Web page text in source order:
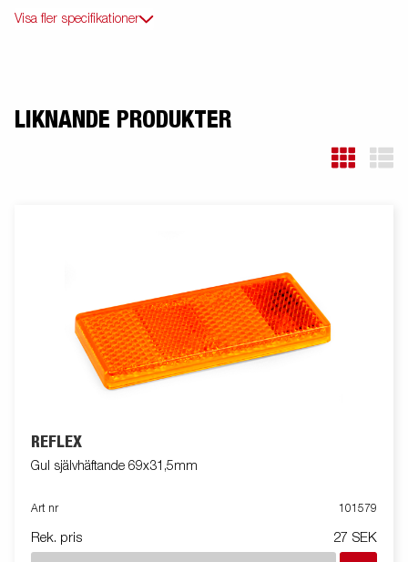
Visa fler specifikationer
LIKNANDE PRODUKTER
REFLEX
Gul självhäftande 69x31,5mm
Art nr 101579
Rek. pris 27 SEK